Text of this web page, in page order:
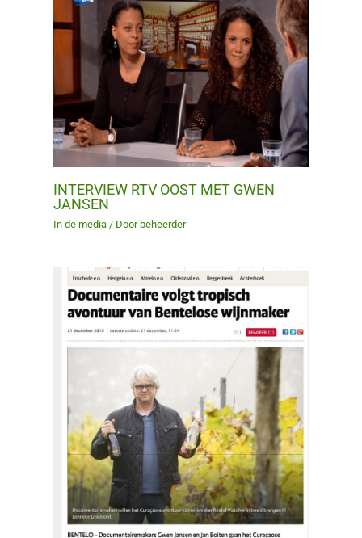
INTERVIEW RTV OOST MET GWEN
JANSEN
In de media/ Door beheerder